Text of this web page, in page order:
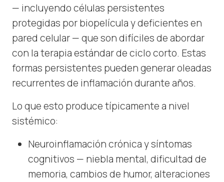
— incluyendo células persistentes
protegidas por biopelícula y deficientes en
pared celular — que son difíciles de abordar
con la terapia estándar de ciclo corto. Estas
formas persistentes pueden generar oleadas
recurrentes de inflamación durante años.
Lo que esto produce típicamente a nivel
sistémico:
Neuroinflamación crónica y síntomas
cognitivos — niebla mental, dificultad de
memoria, cambios de humor, alteraciones